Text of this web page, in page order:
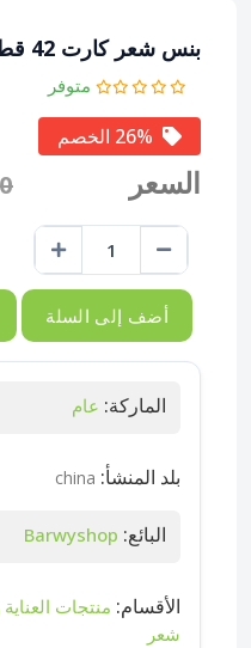
بنس شعر كارت 42 قطعة أسود صنع فى الصين
متوفر
السعر
أضف إلى السلة
الماركة: عام
بلد المنشأ: china
البائع: Barwyshop
الأقسام: منتجات
شعر